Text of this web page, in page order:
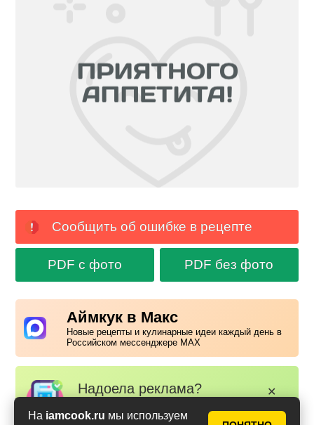
На iamcook.ru мы используем
Сообщить об ошибке в рецепте
PDF с фото PDF без фото
Аймкук в Макс
Новые рецепты и кулинарные идеи каждый день в
Российском мессенджере MAX
Надоела реклама?
Вступайте в клуб Аймкук. Просто
✕